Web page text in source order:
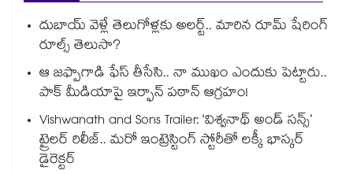
దుబాయ్ వెళ్లే తెలుగోళ్లకు అలర్ట్.. మారిన రూమ్ షేరింగ్‌
రూల్స్ తెలుసా?
ఆ జఫ్పాగాడి ఫేస్ తీసేసి.. నా ముఖం ఎందుకు పెట్టారు..
పాక్ మీడియాపై ఇర్ఫాన్ పఠాన్ ఆగ్రహం!
Vishwanath and Sons Trailer: ‘విశ్వనాథ్ అండ్ సన్స్’
ట్రైలర్ రిలీజ్.. మరో ఇంట్రెస్టింగ్ స్టోరీతో లక్కీ భాస్కర్
డైరెక్టర్